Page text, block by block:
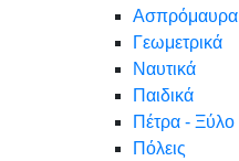
Ασπρόμαυρα
Γεωμετρικά
Ναυτικά
Παιδικά
Πέτρα - Ξύλο
Πόλεις